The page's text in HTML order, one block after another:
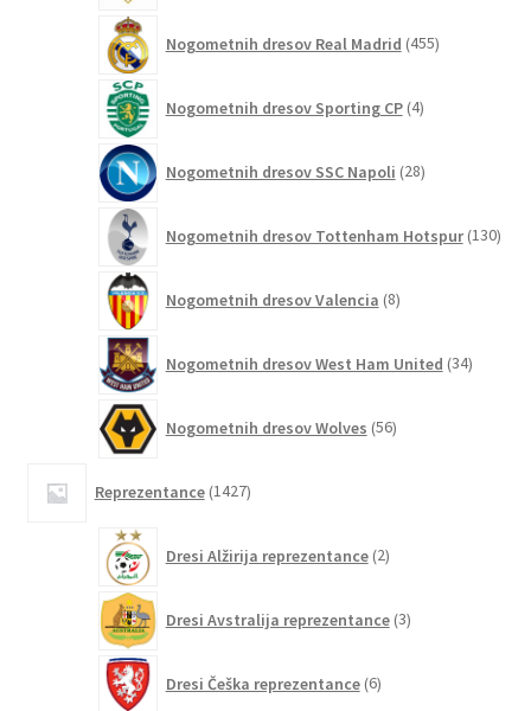
Nogometnih dresov Real Madrid 455izdelkov
Nogometnih dresov Sporting CP 4izdelki
Nogometnih dresov SSC Napoli 28izdelkov
Nogometnih dresov Tottenham Hotspur 130
Nogometnih dresov Valencia 8izdelkov
Nogometnih dresov West Ham United 34izdelkov
Nogometnih dresov Wolves 56izdelkov
Reprezentance 1427izdelkov
Dresi Alžirija reprezentance 2izdelka
Dresi Avstralija reprezentance 3izdelki
Dresi Češka reprezentance 6izdelkov